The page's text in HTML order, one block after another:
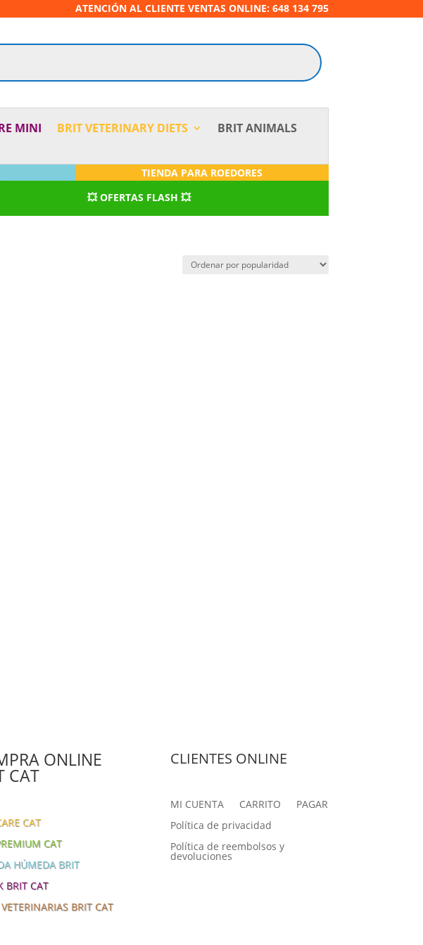
ATENCIÓN AL CLIENTE VENTAS ONLINE: 648 134 795
MINI BRIT VETERINARY DIETS BRIT ANIMALS
TIENDA PARA ROEDORES
💥 OFERTAS FLASH 💥
ONLINE
CAT
CAT
CAT
HÚMEDA BRIT
BRIT CAT
BRIT CAT
CLIENTES ONLINE
MI CUENTA CARRITO
PAGAR
Política de privacidad
Política de reembolsos y
devoluciones